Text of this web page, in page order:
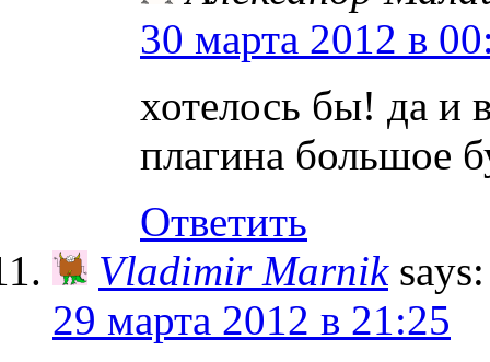
30 марта 2012 в
хотелось бы! да и
плагина большое
Ответить
Vladimir Marnik says:
29 марта 2012 в 21:25